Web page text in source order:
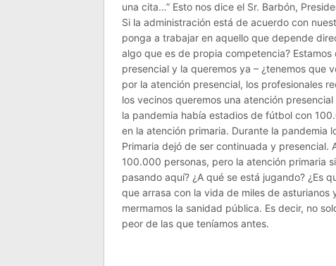
una cita…” Esto nos dice el Sr. Barbón,
Si la administración está de acuerdo con
ponga a trabajar en aquello que depende
algo que es de propia competencia?
presencial y la queremos ya – ¿tenemos que
por la atención presencial, los profesionales
los vecinos queremos una atención
la pandemia había estadios de fútbol con
en la atención primaria. Durante la pandemia
Primaria dejó de ser continuada y
100.000 personas, pero la atención primaria
pasando aquí? ¿A qué se está jugando? ¿Es
que arrasa con la vida de miles de
mermamos la sanidad pública. Es decir, no
peor de las que teníamos antes.